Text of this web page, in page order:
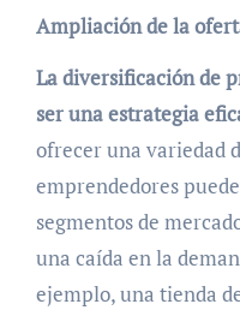
Ampliación de la
La diversificación de
ser una estrategia
ofrecer una variedad
emprendedores
segmentos de
una caída en la
ejemplo, una tienda